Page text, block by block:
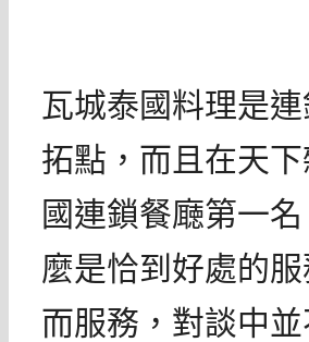
瓦城泰國料理是
拓點，而且在天
國連鎖餐廰第一
麼是恰到好處的
而服務，對談中